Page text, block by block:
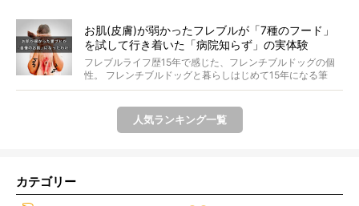
お肌(皮膚)が弱かったフレブルが「7種のフード」
を試して行き着いた「病院知らず」の実体験
フレブルライフ歴15年で感じた、フレンチブルドッグの個
性。 フレンチブルドッグと暮らしはじめて15年になる筆
者...
人気ランキング一覧
カテゴリー